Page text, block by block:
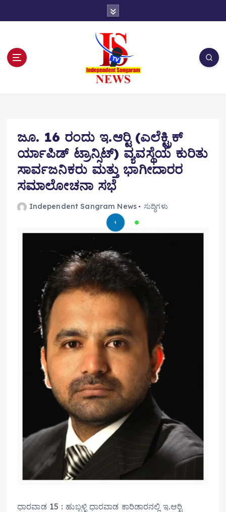
ಜೂ. 16 ರಂದು ಇ.ಆರ್‍ಟಿ (ಎಲೆಕ್ಟ್ರಿಕ್
ರ್ಯಾಪಿಡ್ ಟ್ರಾನ್ಸಿಟ್) ವ್ಯವಸ್ಥೆಯ ಕುರಿತು
ಸಾರ್ವಜನಿಕರು ಮತ್ತು ಭಾಗೀದಾರರ
ಸಮಾಲೋಚನಾ ಸಭೆ
Independent Sangram News ಸುದ್ಧಿಗಳು
ಧಾರವಾಡ 15 : ಹುಬ್ಬಳ್ಳಿ ಧಾರವಾಡ ಕಾರಿಡಾರನಲ್ಲಿ ಇ.ಆರ್‍ಟಿ